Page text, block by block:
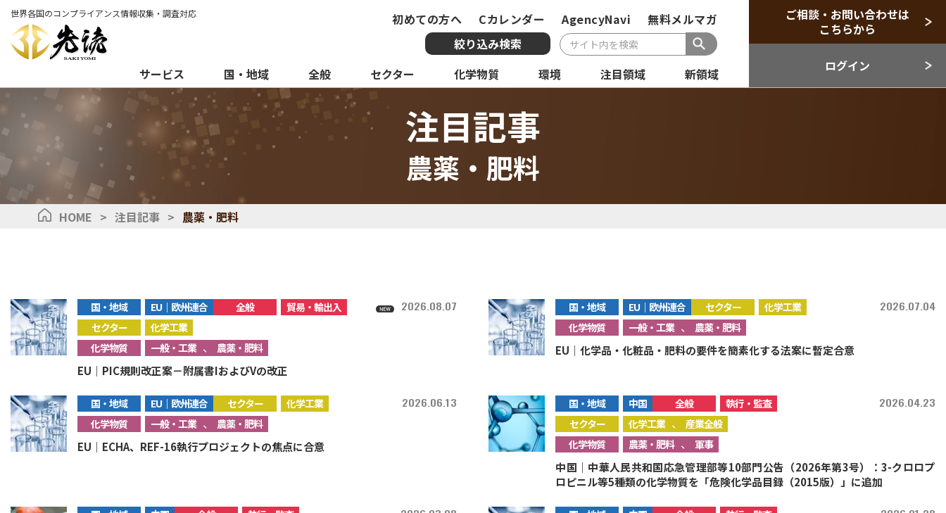
世界各国のコンプライアンス情報収集・調査対応 初めての方へ Cカレンダー AgencyNavi
無料メルマガ
絞り込み検索
サービス
国・地域 全般 セクター 化学物質 環境 注目領域 新領域
ご相談・お問い合わせは
こちらから
ログイン
複合条件検索
サービス 国・地域
注目記事
農薬・肥料
HOME > 注目記事 > 農薬・肥料
国・地域 EU｜欧州連合 全般
貿易・輸出入
セクター
化学工業
化学物質
一般・工業 、 農薬・肥料
2026.08.07
EU｜PIC規則改正案－附属書IおよびVの改正
国・地域 EU｜欧州連合 セクター
化学工業
化学物質
一般・工業 、 農薬・肥料
2026.07.04
EU｜化学品・化粧品・肥料の要件を簡素化する法案に暫定合意
国・地域 EU｜欧州連合 セクター
化学工業
化学物質
一般・工業 、 農薬・肥料
2026.06.13
EU｜ECHA、REF-16執行プロジェクトの焦点に合意
国・地域 中国 全般
執行・監査
セクター
化学工業 、産業全般
化学物質
農薬・肥料 、 軍事
2026.04.23
中国｜中華人民共和国応急管理部等10部門公告（2026年第3号）：3-クロロプ
ロピニル等5種類の化学物質を「危険化学品目録（2015版）」に追加